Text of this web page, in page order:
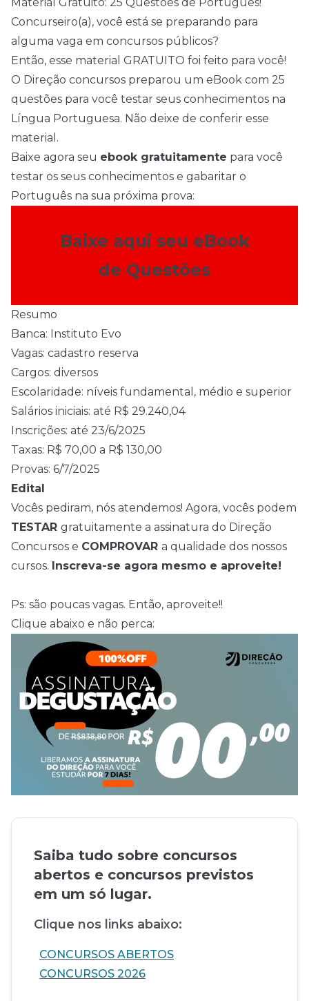
Concurseiro(a), você está se preparando para
alguma vaga em concursos públicos?
Então, esse material GRATUITO foi feito para você!
O Direção concursos preparou um eBook com 25
questões para você testar seus conhecimentos na
Língua Portuguesa. Não deixe de conferir esse
material.
Baixe agora seu ebook gratuitamente para você
testar os seus conhecimentos e gabaritar o
Português na sua próxima prova:
Baixe aqui seu eBook
de Questões
Resumo
Banca: Instituto Evo
Vagas: cadastro reserva
Cargos: diversos
Escolaridade: níveis fundamental, médio e superior
Salários iniciais: até R$ 29.240,04
Inscrições: até 23/6/2025
Taxas: R$ 70,00 a R$ 130,00
Provas: 6/7/2025
Edital
Vocês pediram, nós atendemos! Agora, vocês podem
TESTAR gratuitamente a assinatura do Direção
Concursos e COMPROVAR a qualidade dos nossos
cursos. Inscreva-se agora mesmo e aproveite!
Ps: são poucas vagas. Então, aproveite!!
Clique abaixo e não perca:
Saiba tudo sobre concursos
abertos e concursos previstos
em um só lugar.
Clique nos links abaixo:
CONCURSOS ABERTOS
CONCURSOS 2026